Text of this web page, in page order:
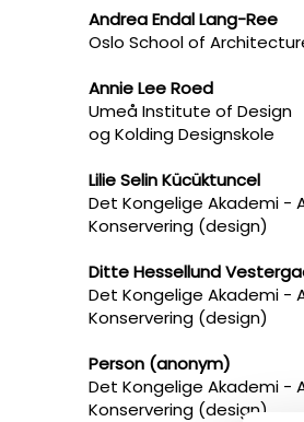
Andrea Endal Lang-Ree
Oslo School of
Annie Lee Roed
Umeå Institute of Design
og Kolding Designskole
Lilie Selin Kücüktuncel
Det Kongelige Akademi -
Konservering (design)
Ditte Hessellund
Det Kongelige Akademi -
Konservering (design)
Person (anonym)
Det Kongelige Akademi -
Konservering (design)